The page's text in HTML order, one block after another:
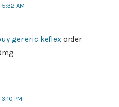
5:32 AM
generic keflex order
PM